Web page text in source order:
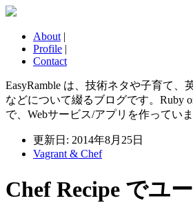
About |
Profile |
Contact
EasyRamble は、技術ネタや子育て、
などについて綴るブログです。Ruby
で、Webサービス/アプリを作っていま
更新日: 2014年8月25日
Vagrant & Chef
Chef Recipe でユ